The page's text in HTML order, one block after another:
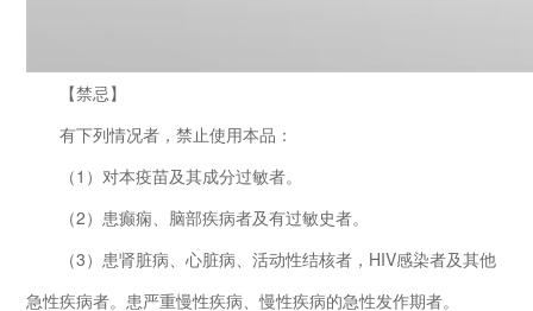
【禁忌】
有下列情况者，禁止使用本品：
（1）对本疫苗及其成分过敏者。
（2）患癫痫、脑部疾病者及有过敏史者。
（3）患肾脏病、心脏病、活动性结核者，HIV感染者及其他
急性疾病者。患严重慢性疾病、慢性疾病的急性发作期者。